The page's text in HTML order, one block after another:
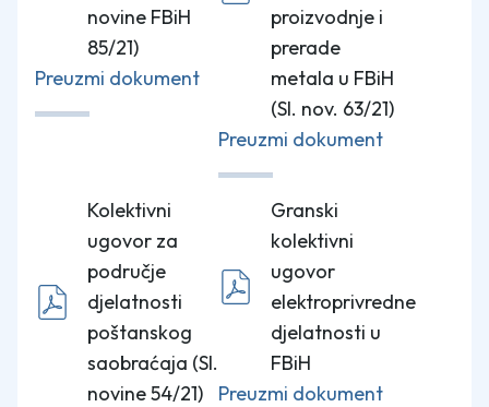
novine FBiH
85/21)
Preuzmi dokument
proizvodnje i
prerade
metala u FBiH
(Sl. nov. 63/21)
Preuzmi dokument
Kolektivni
ugovor za
područje
djelatnosti
poštanskog
saobraćaja (Sl.
novine 54/21)
Granski
kolektivni
ugovor
elektroprivredne
djelatnosti u
FBiH
Preuzmi dokument